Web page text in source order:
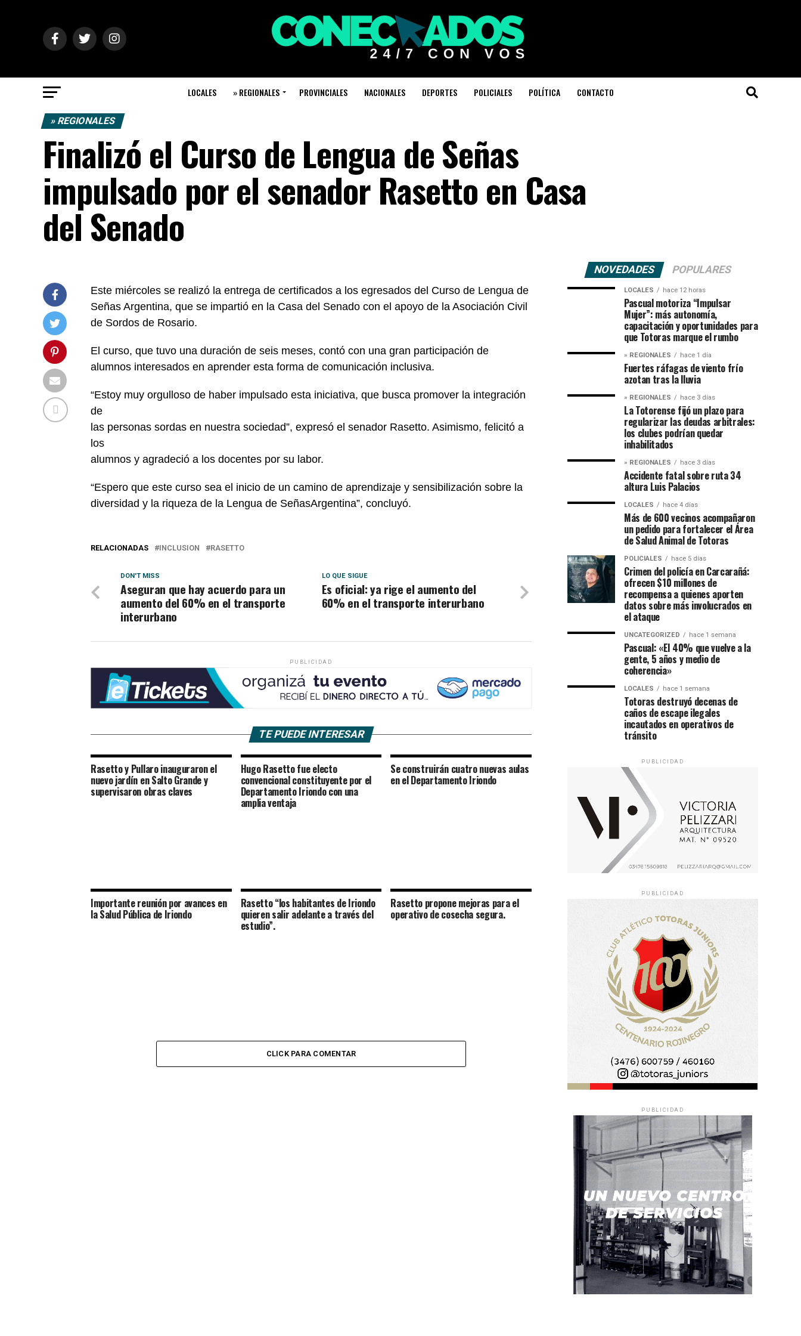
LOCALES » REGIONALES PROVINCIALES NACIONALES DEPORTES POLICIALES POLÍTICA CONTACTO
» REGIONALES
Finalizó el Curso de Lengua de Señas
impulsado por el senador Rasetto en Casa
del Senado
Este miércoles se realizó la entrega de certificados a los egresados del Curso de Lengua de
Señas Argentina, que se impartió en la Casa del Senado con el apoyo de la Asociación Civil
de Sordos de Rosario.
El curso, que tuvo una duración de seis meses, contó con una gran participación de
alumnos interesados en aprender esta forma de comunicación inclusiva.
“Estoy muy orgulloso de haber impulsado esta iniciativa, que busca promover la integración
de
las personas sordas en nuestra sociedad”, expresó el senador Rasetto. Asimismo, felicitó a
los
alumnos y agradeció a los docentes por su labor.
“Espero que este curso sea el inicio de un camino de aprendizaje y sensibilización sobre la
diversidad y la riqueza de la Lengua de SeñasArgentina”, concluyó.
RELACIONADAS INCLUSION RASETTO
LO QUE SIGUE
Es oficial: ya rige el aumento del
60% en el transporte interurbano
DON'T MISS
Aseguran que hay acuerdo para un
aumento del 60% en el transporte
interurbano
PUBLICIDAD
TE PUEDE INTERESAR
Rasetto y Pullaro inauguraron el
nuevo jardín en Salto Grande y
supervisaron obras claves
Hugo Rasetto fue electo
convencional constituyente por el
Departamento Iriondo con una
amplia ventaja
Se construirán cuatro nuevas aulas
en el Departamento Iriondo
Importante reunión por avances en
la Salud Pública de Iriondo
Rasetto “los habitantes de Iriondo
quieren salir adelante a través del
estudio”.
Rasetto propone mejoras para el
operativo de cosecha segura.
CLICK PARA COMENTAR
NOVEDADES POPULARES
LOCALES hace 12 horas
Pascual motoriza “Impulsar
Mujer”: más autonomía,
capacitación y oportunidades para
que Totoras marque el rumbo
» REGIONALES hace 1 día
Fuertes ráfagas de viento frío
azotan tras la lluvia
» REGIONALES hace 3 días
La Totorense fijó un plazo para
regularizar las deudas arbitrales:
los clubes podrían quedar
inhabilitados
» REGIONALES hace 3 días
Accidente fatal sobre ruta 34
altura Luis Palacios
LOCALES hace 4 días
Más de 600 vecinos acompañaron
un pedido para fortalecer el Área
de Salud Animal de Totoras
POLICIALES hace 5 días
Crimen del policía en Carcarañá:
ofrecen $10 millones de
recompensa a quienes aporten
datos sobre más involucrados en
el ataque
UNCATEGORIZED hace 1 semana
Pascual: «El 40% que vuelve a la
gente, 5 años y medio de
coherencia»
LOCALES hace 1 semana
Totoras destruyó decenas de
caños de escape ilegales
incautados en operativos de
tránsito
PUBLICIDAD
PUBLICIDAD
PUBLICIDAD